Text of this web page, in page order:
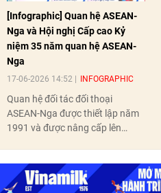
[Infographic] Quan hệ ASEAN-
Nga và Hội nghị Cấp cao Kỷ
niệm 35 năm quan hệ ASEAN-
Nga
17-06-2026 14:52 INFOGRAPHIC
Quan hệ đối tác đối thoại
ASEAN-Nga được thiết lập năm
1991 và được nâng cấp lên
nghị Cấp cao vào các năm 2005,
2010, 2016, 2018, 2021.